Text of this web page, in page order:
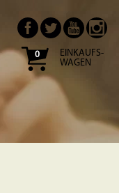
0
EINKAUFS-
WAGEN